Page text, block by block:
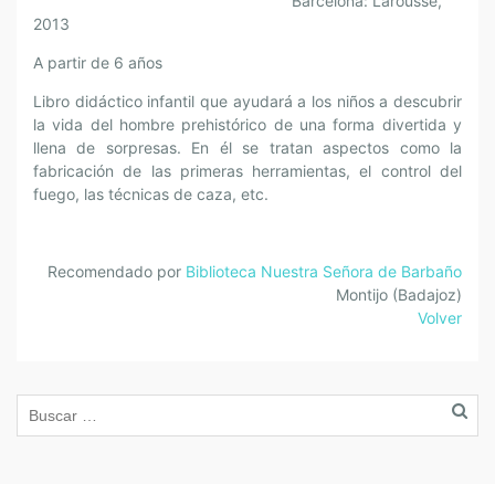
2013
A partir de 6 años
Libro didáctico infantil que ayudará a los niños a descubrir
la vida del hombre prehistórico de una forma divertida y
llena de sorpresas. En él se tratan aspectos como la
fabricación de las primeras herramientas, el control del
fuego, las técnicas de caza, etc.
Recomendado por Biblioteca Nuestra Señora de Barbaño
Montijo (Badajoz)
Volver